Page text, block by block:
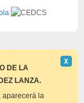
DE LA
LANZA.
este
Χ
aparecerá la